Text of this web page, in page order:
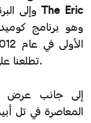
(2009) وإلى البرنامج التلفازيThe Eric
تطلعنا على كونه الفريد والمضحك والغريب في آن.
إلى جانب عرض
المعاصرة في تل